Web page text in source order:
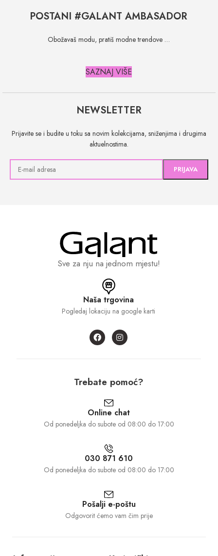
POSTANI #GALANT AMBASADOR
Obožavaš modu, pratiš modne trendove …
SAZNAJ VIŠE
NEWSLETTER
Prijavite se i budite u toku sa novim kolekcijama, sniženjima i drugima
aktuelnostima.
Sve za nju na jednom mjestu!
Naša trgovina
Pogledaj lokaciju na google karti
Trebate pomoć?
Online chat
Od ponedeljka do subote od 08:00 do 17:00
030 871 610
Od ponedeljka do subote od 08:00 do 17:00
Pošalji e-poštu
Odgovorit ćemo vam čim prije